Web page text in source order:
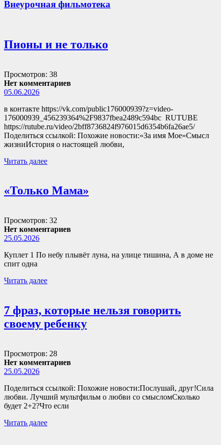
Внеурочная фильмотека
Пионы и не только
Просмотров: 38
Нет комментариев
05.06.2026
в контакте https://vk.com/public176000939?z=video-
176000939_456239364%2F9837fbea2489c594bc RUTUBE
https://rutube.ru/video/2bff8736824f976015d6354b6fa26ae5/
Поделиться ссылкой: Похожие новости:«За имя Мое»Смысл
жизниИстория о настоящей любви,
Читать далее
«Только Мама»
Просмотров: 32
Нет комментариев
25.05.2026
Куплет 1 По небу плывёт луна, на улице тишина, А в доме не
спит одна
Читать далее
7 фраз, которые нельзя говорить
своему ребенку
Просмотров: 28
Нет комментариев
25.05.2026
Поделиться ссылкой: Похожие новости:Послушай, друг!Сила
любви. Лучший мультфильм о любви со смысломСколько
будет 2+2?Что если
Читать далее